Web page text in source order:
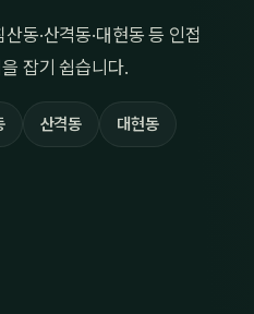
동·산격동·대현동 등 인접
잡기 쉽습니다.
산격동 대현동